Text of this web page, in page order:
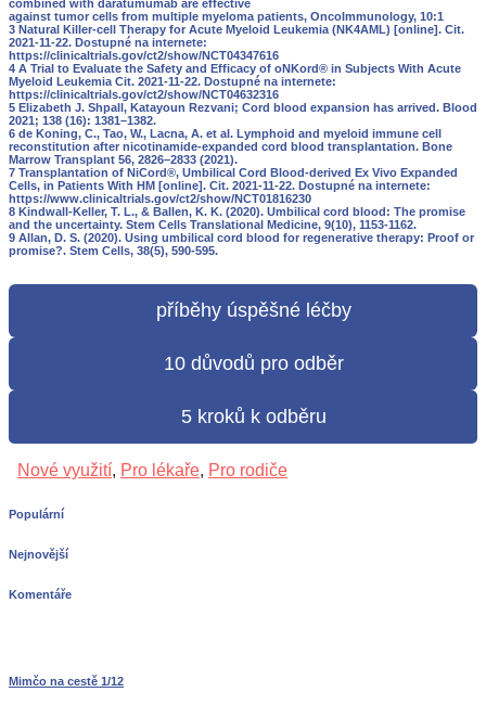
combined with daratumumab are effective
against tumor cells from multiple myeloma patients, OncoImmunology, 10:1
3 Natural Killer-cell Therapy for Acute Myeloid Leukemia (NK4AML) [online]. Cit.
2021-11-22. Dostupné na internete:
https://clinicaltrials.gov/ct2/show/NCT04347616
4 A Trial to Evaluate the Safety and Efficacy of oNKord® in Subjects With Acute
Myeloid Leukemia Cit. 2021-11-22. Dostupné na internete:
https://clinicaltrials.gov/ct2/show/NCT04632316
5 Elizabeth J. Shpall, Katayoun Rezvani; Cord blood expansion has arrived. Blood
2021; 138 (16): 1381–1382.
6 de Koning, C., Tao, W., Lacna, A. et al. Lymphoid and myeloid immune cell
reconstitution after nicotinamide-expanded cord blood transplantation. Bone
Marrow Transplant 56, 2826–2833 (2021).
7 Transplantation of NiCord®, Umbilical Cord Blood-derived Ex Vivo Expanded
Cells, in Patients With HM [online]. Cit. 2021-11-22. Dostupné na internete:
https://www.clinicaltrials.gov/ct2/show/NCT01816230
8 Kindwall-Keller, T. L., & Ballen, K. K. (2020). Umbilical cord blood: The promise
and the uncertainty. Stem Cells Translational Medicine, 9(10), 1153-1162.
9 Allan, D. S. (2020). Using umbilical cord blood for regenerative therapy: Proof or
promise?. Stem Cells, 38(5), 590-595.
příběhy úspěšné léčby
10 důvodů pro odběr
5 kroků k odběru
Nové využití, Pro lékaře, Pro rodiče
Populární
Nejnovější
Komentáře
Mimčo na cestě 1/12